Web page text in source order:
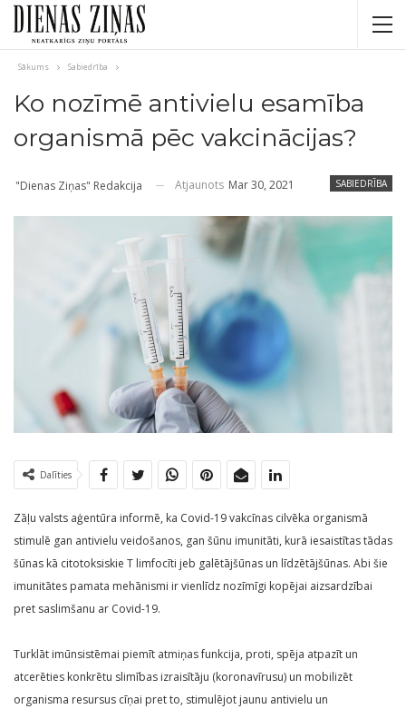
Sākums Sabiedrība
Ko nozīmē antivielu esamība
organismā pēc vakcinācijas?
SABIEDRĪBA
"Dienas Ziņas" Redakcija Atjaunots Mar 30, 2021
Dalīties
Zāļu valsts aģentūra informē, ka Covid-19 vakcīnas cilvēka organismā
stimulē gan antivielu veidošanos, gan šūnu imunitāti, kurā iesaistītas tādas
šūnas kā citotoksiskie T limfocīti jeb galētājšūnas un līdzētājšūnas. Abi šie
imunitātes pamata mehānismi ir vienlīdz nozīmīgi kopējai aizsardzībai
pret saslimšanu ar Covid-19.
Turklāt imūnsistēmai piemīt atmiņas funkcija, proti, spēja atpazīt un
atcerēties konkrētu slimības izraisītāju (koronavīrusu) un mobilizēt
organisma resursus cīņai pret to, stimulējot jaunu antivielu un